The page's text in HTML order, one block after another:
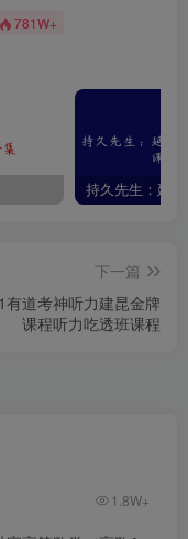
781W+
下一篇
有道考神听力建昆金牌
课程听力吃透班课程
1.8W+